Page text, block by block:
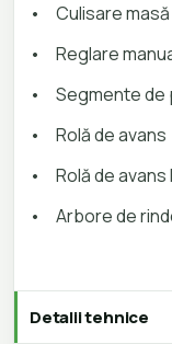
•
Culisare
•
Reglare
•
Segmente de
•
Rolă de
•
Rolă de avans
•
Arbore de
Detalii tehnice